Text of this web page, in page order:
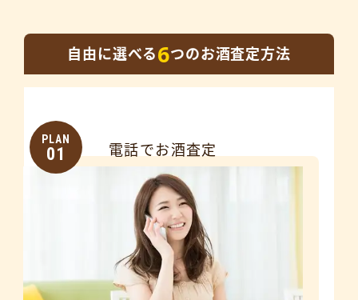
自由に選べる6つのお酒査定方法
PLAN
01 電話でお酒査定